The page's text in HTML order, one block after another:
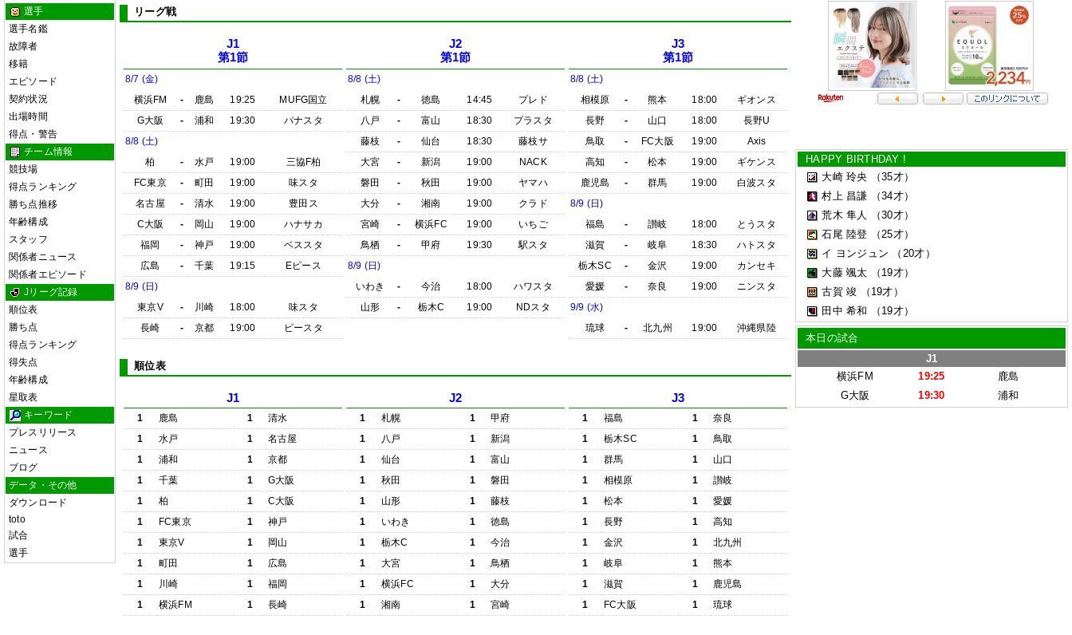
選手
選手名鑑
故障者
移籍
エピソード
契約状況
出場時間
得点・警告
チーム情報
競技場
得点ランキング
勝ち点推移
年齢構成
スタッフ
関係者ニュース
関係者エピソード
Jリーグ記録
順位表
勝ち点
得点ランキング
得失点
年齢構成
星取表
キーワード
プレスリリース
ニュース
ブログ
データ・その他
ダウンロード
toto
試合
選手
リーグ戦
J1
第1節
8/7 (金)
横浜FM
- 鹿島 19:25
MUFG国立
G大阪
- 浦和 19:30
パナスタ
8/8 (土)
柏
- 水戸 19:00
三協F柏
FC東京
- 町田 19:00
味スタ
名古屋
- 清水 19:00
豊田ス
C大阪
- 岡山 19:00
ハナサカ
福岡
- 神戸 19:00
ベススタ
広島
- 千葉 19:15
Eピース
8/9 (日)
東京V
- 川崎 18:00
味スタ
長崎
- 京都 19:00 ピースタ
J2
第1節
8/8 (土)
札幌
- 徳島 14:45
プレド
八戸
- 富山 18:30
プラスタ
藤枝
- 仙台 18:30
藤枝サ
大宮
- 新潟 19:00
NACK
磐田
- 秋田 19:00
ヤマハ
大分
- 湘南 19:00
クラド
宮崎
- 横浜FC 19:00
いちご
鳥栖
- 甲府 19:30
駅スタ
8/9 (日)
いわき
- 今治 18:00
ハワスタ
山形
- 栃木C 19:00 NDスタ
J3
第1節
8/8 (土)
相模原
- 熊本 18:00
ギオンス
長野
- 山口 18:00
長野U
鳥取
- FC大阪 19:00
Axis
高知
- 松本 19:00
ギケンス
鹿児島
- 群馬 19:00
白波スタ
8/9 (日)
福島
- 讃岐 18:00
とうスタ
滋賀
- 岐阜 18:30
ハトスタ
栃木SC
- 金沢 19:00
カンセキ
愛媛
- 奈良 19:00
ニンスタ
9/9 (水)
琉球
- 北九州 19:00 沖縄県陸
順位表
J1
1 鹿島 1
清水
1
水戸 1
名古屋
1
浦和 1
京都
1
千葉 1
G大阪
1
柏 1
C大阪
1
FC東京 1
神戸
1
東京V 1
岡山
1
町田 1
広島
1
川崎 1
福岡
1
横浜FM 1 長崎
J2
1 札幌 1
甲府
1
八戸 1
新潟
1
仙台 1
富山
1
秋田 1
磐田
1
山形 1
藤枝
1
いわき 1
徳島
1
栃木C 1
今治
1
大宮 1
鳥栖
1
横浜FC 1
大分
1
湘南 1 宮崎
J3
1 福島 1
奈良
1
栃木SC 1
鳥取
1
群馬 1
山口
1
相模原 1
讃岐
1
松本 1
愛媛
1
長野 1
高知
1
金沢 1
北九州
1
岐阜 1
熊本
1
滋賀 1
鹿児島
1
FC大阪 1 琉球
HAPPY BIRTHDAY !
大崎 玲央
（35才）
村上 昌謙
（34才）
荒木 隼人
（30才）
石尾 陸登
（25才）
イ ヨンジュン
（20才）
大藤 颯太
（19才）
古賀 竣
（19才）
田中 希和
（19才）
本日の試合
J1
横浜FM
19:25
鹿島
G大阪
19:30 浦和